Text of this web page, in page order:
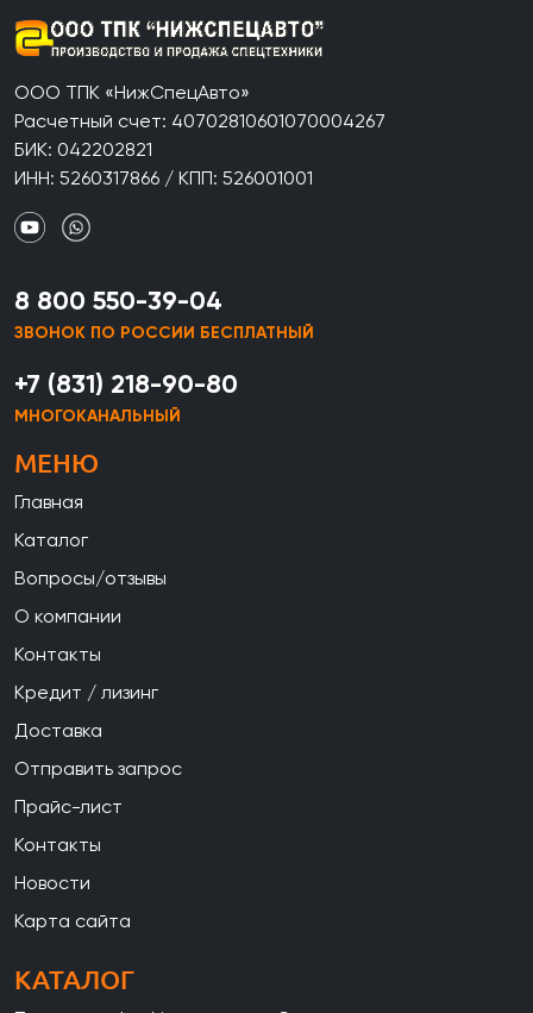
ООО ТПК «НижСпецАвто»
Расчетный счет: 40702810601070004267
БИК: 042202821
ИНН: 5260317866 / КПП: 526001001
8 800 550-39-04
ЗВОНОК ПО РОССИИ БЕСПЛАТНЫЙ
+7 (831) 218-90-80
МНОГОКАНАЛЬНЫЙ
МЕНЮ
Главная
Каталог
Вопросы/отзывы
О компании
Контакты
Кредит / лизинг
Доставка
Отправить запрос
Прайс-лист
Контакты
Новости
Карта сайта
КАТАЛОГ